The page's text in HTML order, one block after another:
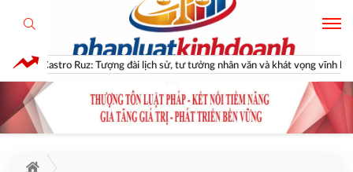
Fidel Castro Ruz: Tượng đài lịch sử, tư tưởng nhân văn và khát vọng vĩnh hằng